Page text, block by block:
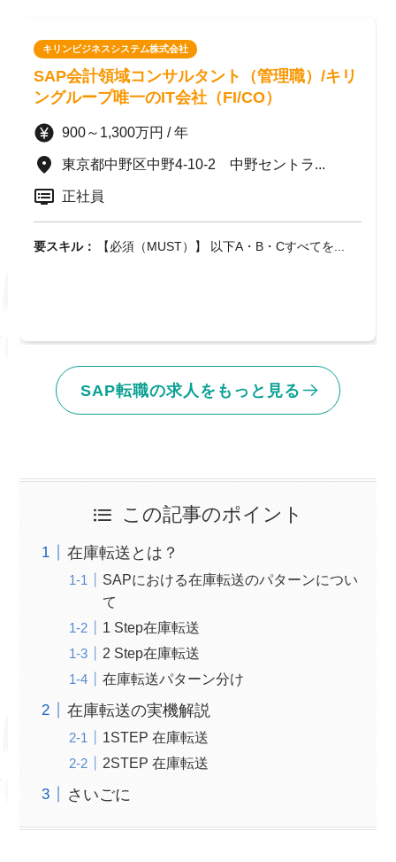
キリンビジネスシステム株式会社
SAP会計領域コンサルタント（管理職）/キリ
ングループ唯一のIT会社（FI/CO）
900～1,300万円 / 年
東京都中野区中野4-10-2 中野セントラ...
正社員
要スキル： 【必須（MUST）】 以下A・B・Cすべてを...
SAP転職の求人をもっと見る
この記事のポイント
在庫転送とは？
SAPにおける在庫転送のパターンについ
て
1 Step在庫転送
2 Step在庫転送
在庫転送パターン分け
在庫転送の実機解説
1STEP 在庫転送
2STEP 在庫転送
さいごに